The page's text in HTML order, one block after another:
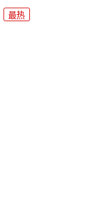
最热